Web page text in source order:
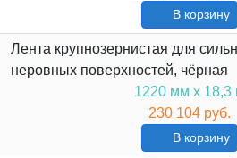
В корзину
Лента крупнозернистая для
неровных поверхностей, чёрная
1220 мм х 18,3
230 104 руб.
В корзину